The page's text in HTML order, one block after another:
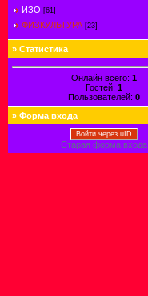
ИЗО [61]
ФИЗКУЛЬТУРА [23]
» Статистика
Онлайн всего: 1
Гостей: 1
Пользователей: 0
» Форма входа
Войти через uID
Старая форма входа